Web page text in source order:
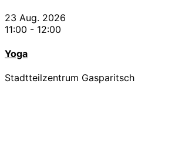
23 Aug. 2026
11:00 - 12:00
Yoga
Stadtteilzentrum Gasparitsch